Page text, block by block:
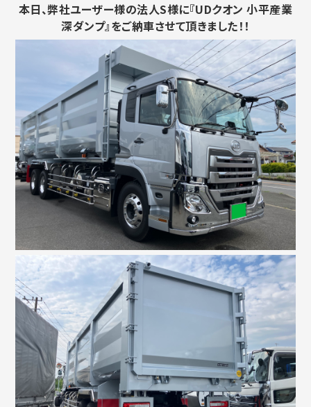
本日、弊社ユーザー様の法人S様に『UDクオン 小平産業
深ダンプ』をご納車させて頂きました！！